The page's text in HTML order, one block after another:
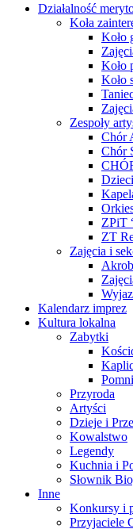
Działalność
Koła
Koło
Koło
Koło
Zespoły
Chór
Chór
ZPiT
ZT
Zajęcia i
Kalendarz imprez
Kultura lokalna
Zabytki
Przyroda
Artyści
Dzieje i
Kowalstwo
Legendy
Kuchnia i
Słownik
Inne
Konkursy i
Przyjaciele